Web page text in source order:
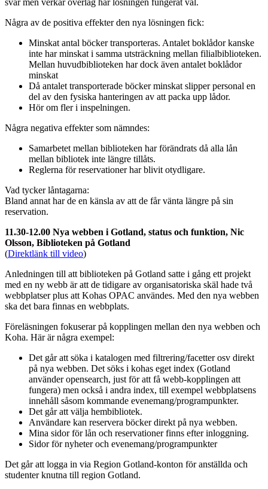
Några av de positiva effekter den nya lösningen fick:
Minskat antal böcker transporteras. Antalet boklådor kanske
inte har minskat i samma utsträckning mellan filialbiblioteken.
Mellan huvudbiblioteken har dock även antalet boklådor
minskat
Då antalet transporterade böcker minskat slipper personal en
del av den fysiska hanteringen av att packa upp lådor.
Hör om fler i inspelningen.
Några negativa effekter som nämndes:
Samarbetet mellan biblioteken har förändrats då alla lån
mellan bibliotek inte längre tillåts.
Reglerna för reservationer har blivit otydligare.
Vad tycker låntagarna:
Bland annat har de en känsla av att de får vänta längre på sin
reservation.
11.30-12.00 Nya webben i Gotland, status och funktion, Nic
Olsson, Biblioteken på Gotland
(Direktlänk till video)
Anledningen till att biblioteken på Gotland satte i gång ett projekt
med en ny webb är att de tidigare av organisatoriska skäl hade två
webbplatser plus att Kohas OPAC användes. Med den nya webben
ska det bara finnas en webbplats.
Föreläsningen fokuserar på kopplingen mellan den nya webben och
Koha. Här är några exempel:
Det går att söka i katalogen med filtrering/facetter osv direkt
på nya webben. Det söks i kohas eget index (Gotland
använder opensearch, just för att få webb-kopplingen att
fungera) men också i andra index, till exempel webbplatsens
innehåll såsom kommande evenemang/programpunkter.
Det går att välja hembibliotek.
Användare kan reservera böcker direkt på nya webben.
Mina sidor för lån och reservationer finns efter inloggning.
Sidor för nyheter och evenemang/programpunkter
Det går att logga in via Region Gotland-konton för anställda och
studenter knutna till region Gotland.